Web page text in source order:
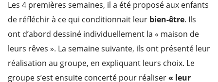
Les 4 premières semaines, il a été proposé aux enfants
de réfléchir à ce qui conditionnait leur bien-être. Ils
ont d’abord dessiné individuellement la « maison de
leurs rêves ». La semaine suivante, ils ont présenté leur
réalisation au groupe, en expliquant leurs choix. Le
groupe s’est ensuite concerté pour réaliser« leur